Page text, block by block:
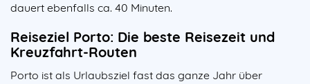
dauert ebenfalls ca. 40 Minuten.
Reiseziel Porto: Die beste Reisezeit und
Kreuzfahrt-Routen
Porto ist als Urlaubsziel fast das ganze Jahr über